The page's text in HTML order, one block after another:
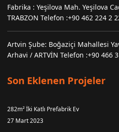
Fabrika : Yeşilova Mah. Yeşilova
TRABZON Telefon :+90 462 224 2
Artvin Şube: Boğaziçi Mahallesi
Arhavi / ARTVİN Telefon :+90 466
Son Eklenen Projeler
282m² İki Katlı Prefabrik Ev
27 Mart 2023